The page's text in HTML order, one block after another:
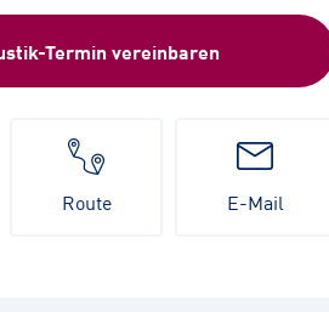
Termin vereinbaren
Route E-Mail